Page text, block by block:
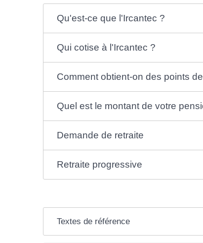
Qu'est-ce que l'Ircantec ?
Qui cotise à l'Ircantec ?
Comment obtient-on des points
Quel est le montant de votre
Demande de retraite
Retraite progressive
Textes de référence